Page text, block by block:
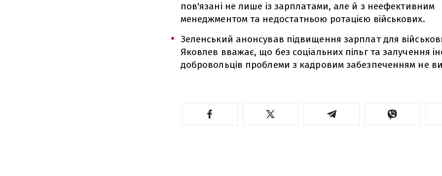
пов'язані не лише із зарплатами, але й з неефективним
менеджментом та недостатньою ротацією військових.
Зеленський анонсував підвищення зарплат для
Яковлев вважає, що без соціальних пільг та залучення
добровольців проблеми з кадровим забезпеченням не